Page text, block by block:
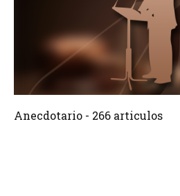
Crear
Anecdotario - 266 articulos